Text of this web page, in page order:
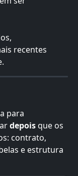
recentes
para
depois que os
contrato,
e estrutura